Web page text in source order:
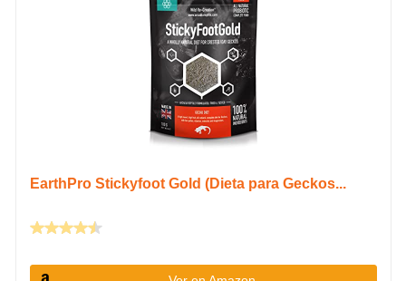
EarthPro Stickyfoot Gold (Dieta para Geckos...